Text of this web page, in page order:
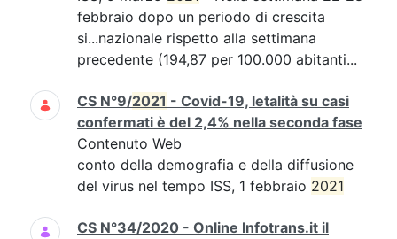
febbraio dopo un periodo di crescita
si...nazionale rispetto alla settimana
precedente (194,87 per 100.000 abitanti...
CS N°9/2021 - Covid-19, letalità su casi
confermati è del 2,4% nella seconda fase
Contenuto Web
conto della demografia e della diffusione
del virus nel tempo ISS, 1 febbraio 2021
CS N°34/2020 - Online Infotrans.it il